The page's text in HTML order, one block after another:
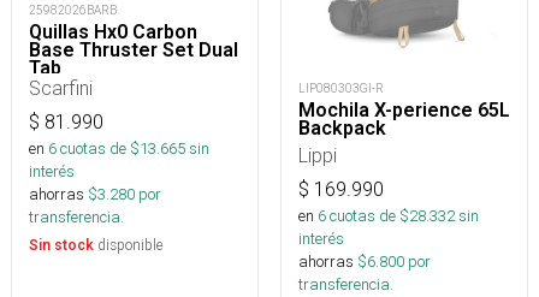
25982026BARB
Quillas Hx0 Carbon
Base Thruster Set Dual
Tab
Scarfini
$ 81.990
en 6cuotas de $13.665sin
interés
ahorras $3.280 por
transferencia.
Sin stock disponible
LIP080303GI-R
Mochila X-perience 65L
Backpack
Lippi
$ 169.990
en 6cuotas de $28.332sin
interés
ahorras $6.800 por
transferencia.